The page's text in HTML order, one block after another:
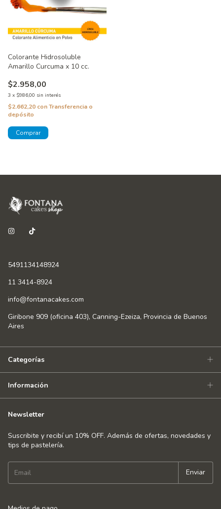
Colorante Hidrosoluble
Amarillo Curcuma x 10 cc.
$2.958,00
3 x $986,00 sin interés
$2.662,20 conTransferencia o
depósito
5491134148924
11 3414-8924
info@fontanacakes.com
Giribone 909 (oficina 403), Canning-Ezeiza, Provincia de Buenos
Aires
Categorías
Información
Newsletter
Suscribite y recibí un 10% OFF. Además de ofertas, novedades y
tips de pastelería.